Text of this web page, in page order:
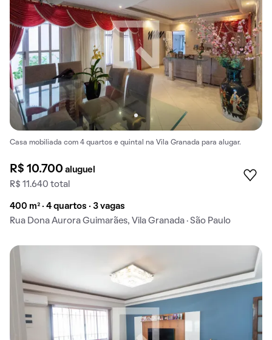
Casa mobiliada com 4 quartos e quintal na Vila Granada para alugar.
R$ 10.700aluguel
R$ 11.640 total
400 m² · 4 quartos · 3 vagas
Rua Dona Aurora Guimarães, Vila Granada · São Paulo